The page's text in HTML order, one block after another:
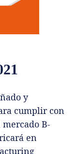
y
cumplir con
B-
en